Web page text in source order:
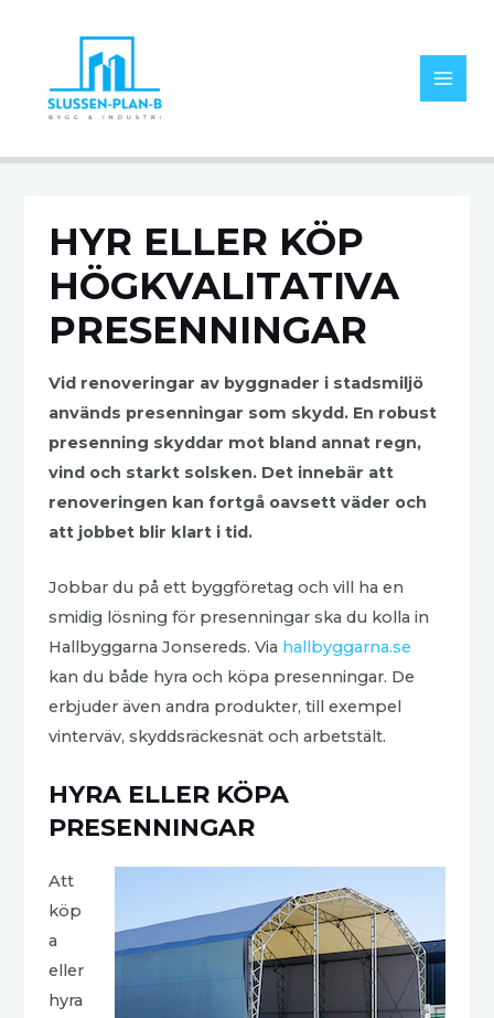
HYR ELLER KÖP
HÖGKVALITATIVA
PRESENNINGAR
Vid renoveringar av byggnader i stadsmiljö
används presenningar som skydd. En robust
presenning skyddar mot bland annat regn,
vind och starkt solsken. Det innebär att
renoveringen kan fortgå oavsett väder och
att jobbet blir klart i tid.
Jobbar du på ett byggföretag och vill ha en
smidig lösning för presenningar ska du kolla in
Hallbyggarna Jonsereds. Via hallbyggarna.se
kan du både hyra och köpa presenningar. De
erbjuder även andra produkter, till exempel
vinterväv, skyddsräckesnät och arbetstält.
HYRA ELLER KÖPA
PRESENNINGAR
Att
köp
a
eller
hyra